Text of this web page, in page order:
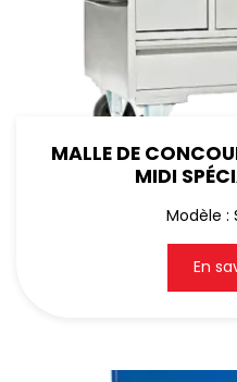
MALLE DE
MIDI
Modèle :
En